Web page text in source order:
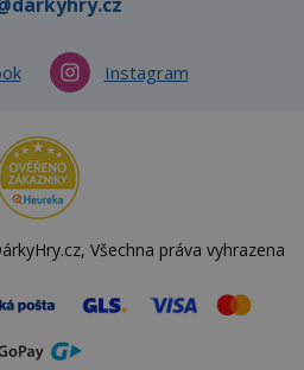
Instagram
Všechna práva vyhrazena